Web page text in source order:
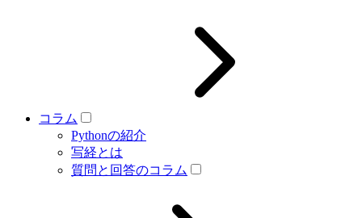
コラム
Pythonの紹介
写経とは
質問と回答のコラム